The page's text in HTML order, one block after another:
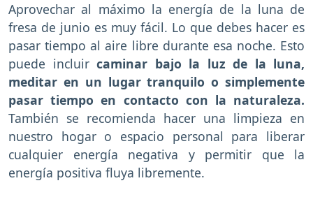
Aprovechar al máximo la energía de la luna de
fresa de junio es muy fácil. Lo que debes hacer es
pasar tiempo al aire libre durante esa noche. Esto
puede incluir caminar bajo la luz de la luna,
meditar en un lugar tranquilo o simplemente
pasar tiempo en contacto con la naturaleza.
También se recomienda hacer una limpieza en
nuestro hogar o espacio personal para liberar
cualquier energía negativa y permitir que la
energía positiva fluya libremente.